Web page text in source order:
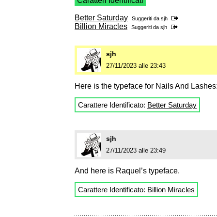
Better Saturday Suggeriti da sjh
Billion Miracles Suggeriti da sjh
sjh
27/11/2023 alle 23:43
Here is the typeface for Nails And
Carattere Identificato: Better Saturday
sjh
27/11/2023 alle 23:49
And here is Raquel’s typeface.
Carattere Identificato: Billion Miracles